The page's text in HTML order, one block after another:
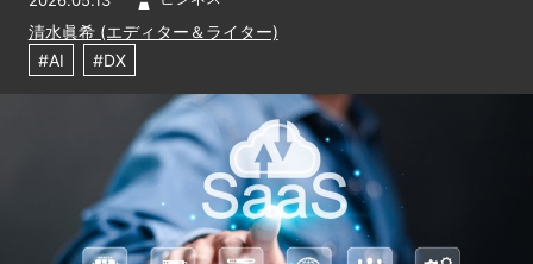
清水眞希 (エディター＆ライター)
#AI
#DX